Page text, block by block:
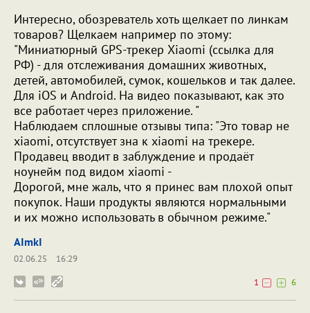
Интересно, обозреватель хоть щелкает по линкам
товаров? Щелкаем например по этому:
"Миниатюрный GPS-трекер Xiaomi (ссылка для
РФ) - для отслеживания домашних животных,
детей, автомобилей, сумок, кошельков и так далее.
Для iOS и Android. На видео показывают, как это
все работает через приложение. "
Наблюдаем сплошные отзывы типа: "Это товар не
xiaomi, отсутствует зна к xiaomi на трекере.
Продавец вводит в заблуждение и продаёт
ноунейм под видом xiaomi -
Дорогой, мне жаль, что я принес вам плохой опыт
покупок. Наши продукты являются нормальными
и их можно использовать в обычном режиме."
AImkI
02.06.25
16:29
1
6